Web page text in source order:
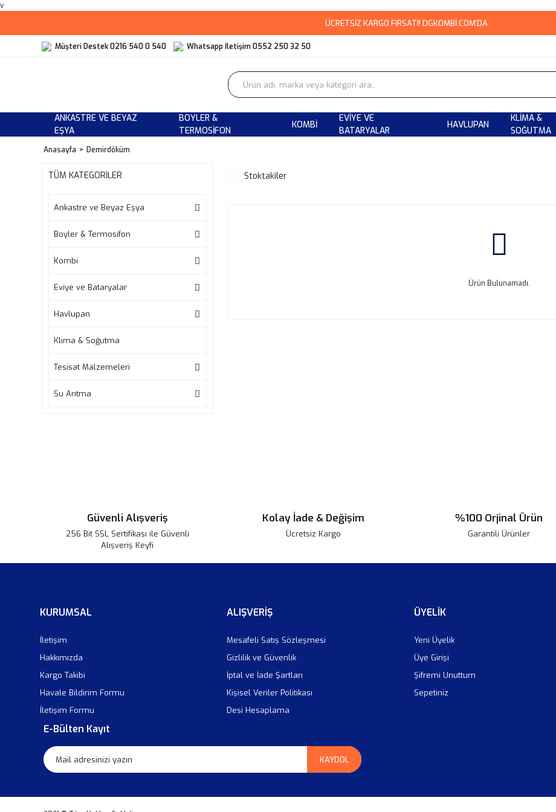
v
ÜCRETSİZ KARGO FIRSATI! DGKOMBİ.COM'DA
Müşteri Destek 0216 540 0 540 Whatsapp İletişim 0552 250 32 50
ANKASTRE VE BEYAZ
EŞYA
BOYLER &
TERMOSIFON
KOMBI
EVIYE VE
BATARYALAR
HAVLUPAN
KLIMA &
SOĞUTMA
Anasayfa Demirdöküm
TÜM KATEGORİLER
Ankastre ve Beyaz Eşya
Boyler & Termosifon
Kombi
Eviye ve Bataryalar
Havlupan
Klima & Soğutma
Tesisat Malzemeleri
Su Arıtma
Stoktakiler
Ürün Bulunamadı.
Güvenli Alışveriş
256 Bit SSL Sertifikası ile Güvenli
Alışveriş Keyfi
Kolay İade & Değişim
Ücretsiz Kargo
%100 Orjinal Ürün
Garantili Ürünler
KURUMSAL
İletişim
Hakkımızda
Kargo Takibi
Havale Bildirim Formu
İletişim Formu
ALIŞVERİŞ
Mesafeli Satış Sözleşmesi
Gizlilik ve Güvenlik
İptal ve İade Şartları
Kişisel Veriler Politikası
Desi Hesaplama
ÜYELİK
Yeni Üyelik
Üye Girişi
Şifremi Unuttum
Sepetiniz
E-Bülten Kayıt
KAYDOL